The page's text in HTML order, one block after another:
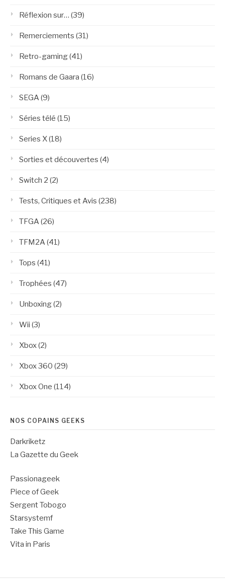
Réflexion sur… (39)
Remerciements (31)
Retro-gaming(41)
Romans de Gaara (16)
SEGA(9)
Séries télé (15)
Series X(18)
Sorties et découvertes (4)
Switch 2 (2)
Tests, Critiques et Avis (238)
TFGA(26)
TFM2A(41)
Tops (41)
Trophées (47)
Unboxing(2)
Wii (3)
Xbox(2)
Xbox 360 (29)
Xbox One (114)
NOS COPAINS GEEKS
Darkriketz
La Gazette du Geek
Passionageek
Piece of Geek
Sergent Tobogo
Starsystemf
Take This Game
Vita in Paris